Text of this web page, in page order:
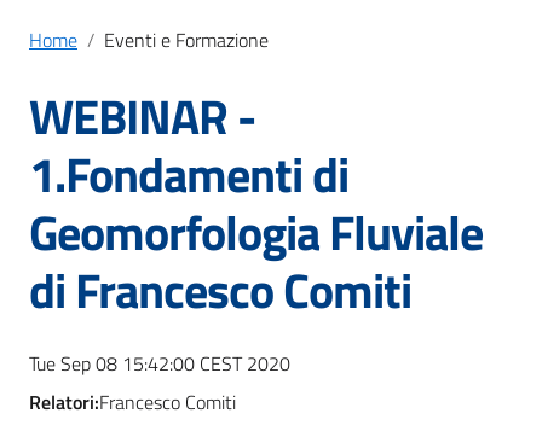
Home Eventi e Formazione
WEBINAR -
1.Fondamenti di
Geomorfologia Fluviale
di Francesco Comiti
Tue Sep 08 15:42:00 CEST 2020
Relatori:Francesco Comiti